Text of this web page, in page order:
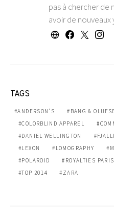
pas à chercher de
avoir de nouveaux
TAGS
ANDERSON'S BANG &
COLORBLIND APPAREL
DANIEL WELLINGTON
LEXON
LOMOGRAPHY
POLAROID
ROYALTIES PARIS
TOP 2014
ZARA